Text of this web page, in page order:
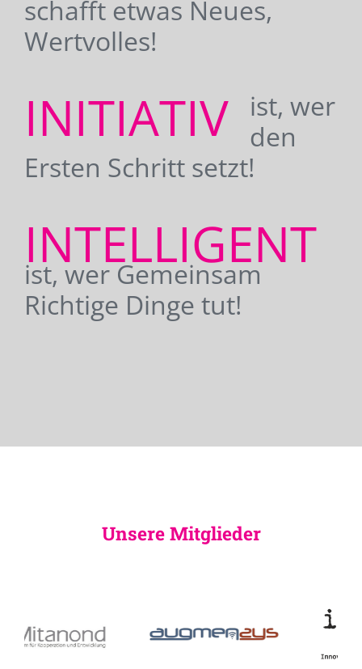
schafft etwas Neues,
Wertvolles!
INITIATIV
ist, wer
den
Ersten Schritt setzt!
INTELLIGENT
ist, wer Gemeinsam
Richtige Dinge tut!
Unsere Mitglieder